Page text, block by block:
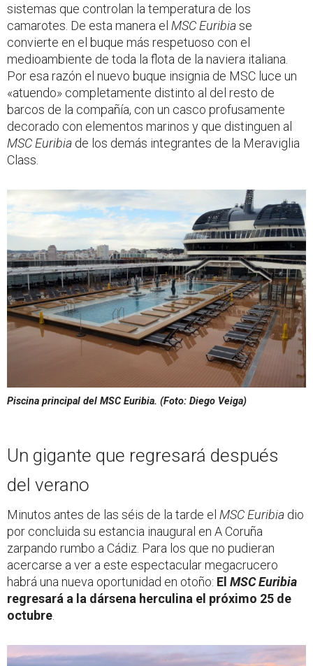
sistemas que controlan la temperatura de los
camarotes. De esta manera el MSC Euribiase
convierte en el buque más respetuoso con el
medioambiente de toda la flota de la naviera italiana.
Por esa razón el nuevo buque insignia de MSC luce un
«atuendo» completamente distinto al del resto de
barcos de la compañía, con un casco profusamente
decorado con elementos marinos y que distinguen al
MSC Euribia de los demás integrantes de la Meraviglia
Class.
Piscina principal del MSC Euribia. (Foto: Diego Veiga)
Un gigante que regresará después
del verano
Minutos antes de las séis de la tarde el MSC Euribia dio
por concluida su estancia inaugural en A Coruña
zarpando rumbo a Cádiz. Para los que no pudieran
acercarse a ver a este espectacular megacrucero
habrá una nueva oportunidad en otoño: El MSC Euribia
regresará a la dársena herculina el próximo 25 de
octubre.